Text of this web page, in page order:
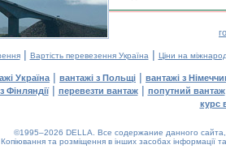
| Вартість перевезення Україна | Ціни на
Україна | вантажі з Польщі | вантажі з
Фінляндії| перевезти вантаж| попутний вантаж
курс
©1995–2026 DELLA. Все содержание данного
Копіювання та розміщення в інших засобах інформації